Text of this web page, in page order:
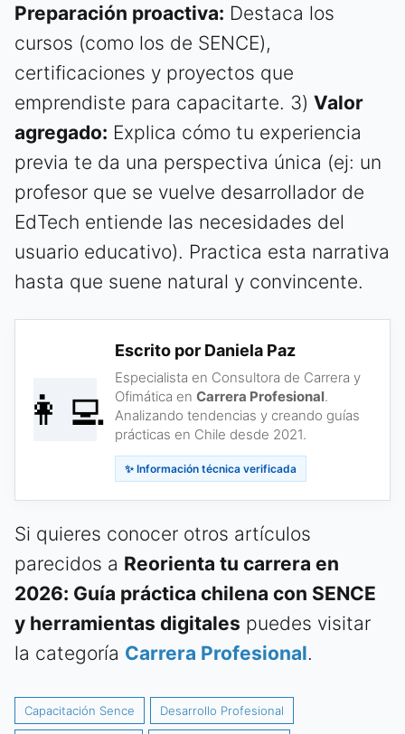
Preparación proactiva: Destaca los
cursos (como los de SENCE),
certificaciones y proyectos que
emprendiste para capacitarte. 3) Valor
agregado: Explica cómo tu experiencia
previa te da una perspectiva única (ej: un
profesor que se vuelve desarrollador de
EdTech entiende las necesidades del
usuario educativo). Practica esta narrativa
hasta que suene natural y convincente.
👩‍💻
Escrito por Daniela Paz
Especialista en Consultora de Carrera y
Ofimática en Carrera Profesional.
Analizando tendencias y creando guías
prácticas en Chile desde 2021.
✨ Información técnica verificada
Si quieres conocer otros artículos
parecidos a Reorienta tu carrera en
2026: Guía práctica chilena con SENCE
y herramientas digitales puedes visitar
la categoría Carrera Profesional.
Capacitación Sence Desarrollo Profesional